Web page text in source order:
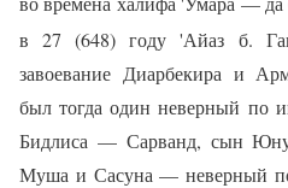
в 27 (648) году 'Айаз б.
завоевание Диарбекира и
был тогда один неверный по
Бидлиса — Сарванд, сын
Муша и Сасуна — неверный